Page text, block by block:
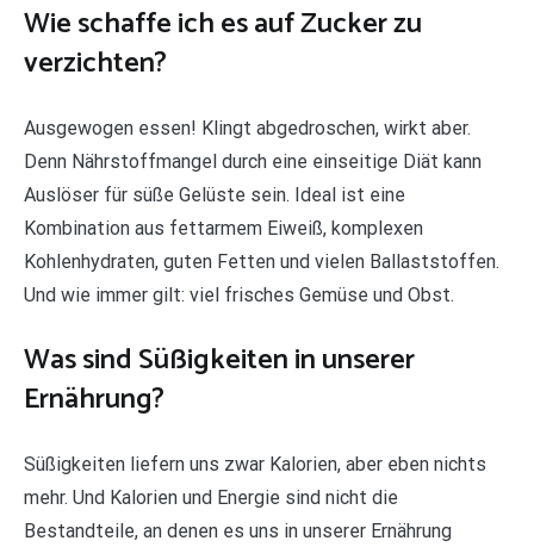
Wie schaffe ich es auf Zucker zu
verzichten?
Ausgewogen essen! Klingt abgedroschen, wirkt aber.
Denn Nährstoffmangel durch eine einseitige Diät kann
Auslöser für süße Gelüste sein. Ideal ist eine
Kombination aus fettarmem Eiweiß, komplexen
Kohlenhydraten, guten Fetten und vielen Ballaststoffen.
Und wie immer gilt: viel frisches Gemüse und Obst.
Was sind Süßigkeiten in unserer
Ernährung?
Süßigkeiten liefern uns zwar Kalorien, aber eben nichts
mehr. Und Kalorien und Energie sind nicht die
Bestandteile, an denen es uns in unserer Ernährung